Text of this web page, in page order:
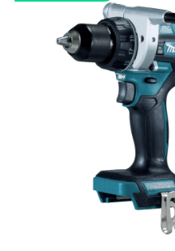
ZAHRADNÍ TECHNIKA
PRACOVNÍ STOLY
Obchodní
Podmínky ochrany osobních
Moje objednávka / odstoupení